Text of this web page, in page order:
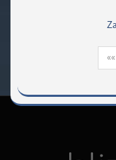
««